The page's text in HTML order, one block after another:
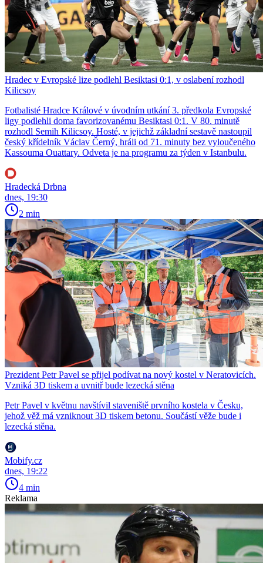
Hradec v Evropské lize podlehl Besiktasi 0:1, v oslabení rozhodl
Kilicsoy
Fotbalisté Hradce Králové v úvodním utkání 3. předkola Evropské
ligy podlehli doma favorizovanému Besiktasi 0:1. V 80. minutě
rozhodl Semih Kilicsoy. Hosté, v jejichž základní sestavě nastoupil
český křídelník Václav Černý, hráli od 71. minuty bez vyloučeného
Kassouma Ouattary. Odveta je na programu za týden v Istanbulu.
Hradecká Drbna
dnes, 19:30
2 min
Prezident Petr Pavel se přijel podívat na nový kostel v Neratovicích.
Vzniká 3D tiskem a uvnitř bude lezecká stěna
Petr Pavel v květnu navštívil staveniště prvního kostela v Česku,
jehož věž má vzniknout 3D tiskem betonu. Součástí věže bude i
lezecká stěna.
Mobify.cz
dnes, 19:22
4 min
Reklama